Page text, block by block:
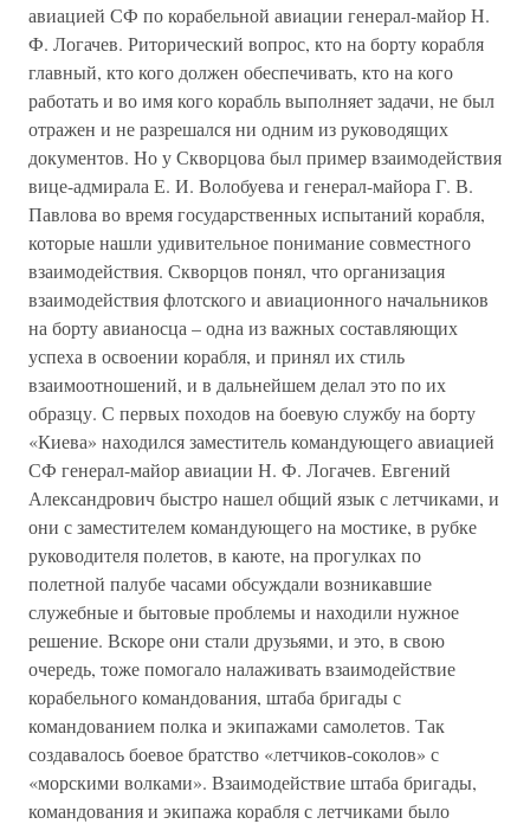
авиацией СФ по корабельной авиации генерал-майор Н.
Ф. Логачев. Риторический вопрос, кто на борту корабля
главный, кто кого должен обеспечивать, кто на кого
работать и во имя кого корабль выполняет задачи, не был
отражен и не разрешался ни одним из руководящих
документов. Но у Скворцова был пример взаимодействия
вице-адмирала Е. И. Волобуева и генерал-майора Г. В.
Павлова во время государственных испытаний корабля,
которые нашли удивительное понимание совместного
взаимодействия. Скворцов понял, что организация
взаимодействия флотского и авиационного начальников
на борту авианосца – одна из важных составляющих
успеха в освоении корабля, и принял их стиль
взаимоотношений, и в дальнейшем делал это по их
образцу. С первых походов на боевую службу на борту
«Киева» находился заместитель командующего авиацией
СФ генерал-майор авиации Н. Ф. Логачев. Евгений
Александрович быстро нашел общий язык с летчиками, и
они с заместителем командующего на мостике, в рубке
руководителя полетов, в каюте, на прогулках по
полетной палубе часами обсуждали возникавшие
служебные и бытовые проблемы и находили нужное
решение. Вскоре они стали друзьями, и это, в свою
очередь, тоже помогало налаживать взаимодействие
корабельного командования, штаба бригады с
командованием полка и экипажами самолетов. Так
создавалось боевое братство «летчиков-соколов» с
«морскими волками». Взаимодействие штаба бригады,
командования и экипажа корабля с летчиками было